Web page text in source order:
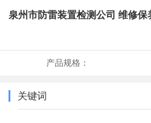
泉州市防雷装置检测公司 维修保
产品规格：
关键词